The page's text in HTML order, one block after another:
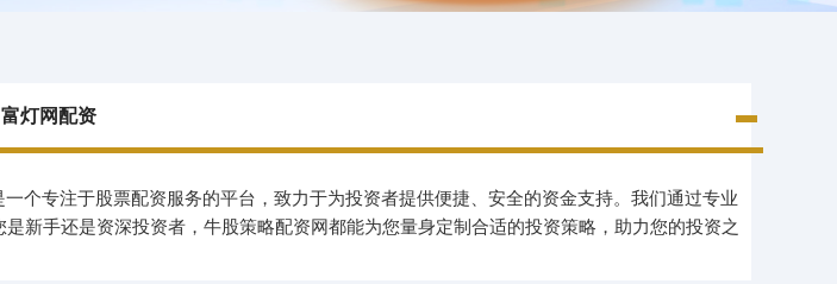
富灯网配资
个专注于股票配资服务的平台，致力于为投资者提供便捷、安全的资金支持。我们通过专业
新手还是资深投资者，牛股策略配资网都能为您量身定制合适的投资策略，助力您的投资之